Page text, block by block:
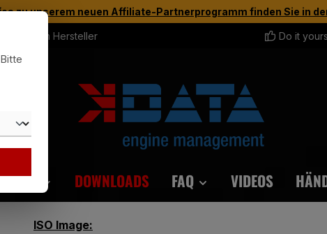
zu unserem neuen Affiliate-Partnerprogramm finden Sie in
Direkt vom Hersteller Do it
DOWNLOADS FAQ VIDEOS
ISO Image: